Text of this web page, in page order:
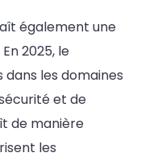
également une
2025, le
les domaines
et de
de manière
les